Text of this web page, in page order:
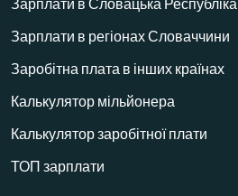
Зарплати в регіонах Словаччини
Заробітна плата в інших країнах
Калькулятор мільйонера
Калькулятор заробітної плати
ТОП зарплати